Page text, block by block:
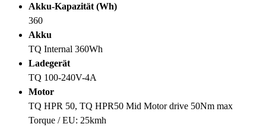
Akku-Kapazität (Wh)
360
Akku
TQ Internal 360Wh
Ladegerät
TQ 100-240V-4A
Motor
TQ HPR 50, TQ HPR50 Mid Motor drive 50Nm max
Torque / EU: 25kmh